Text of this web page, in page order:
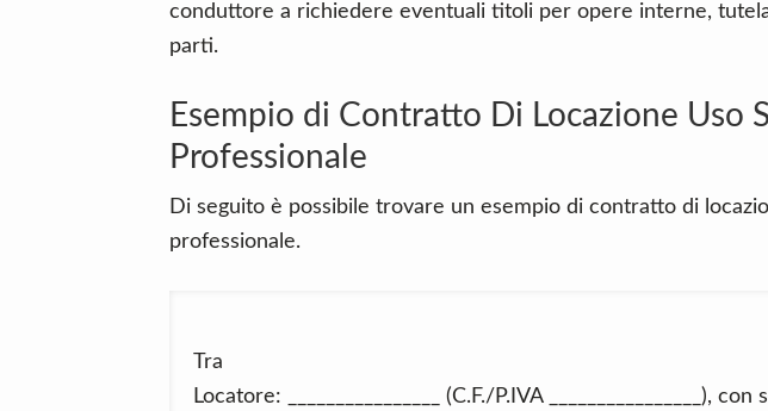
conduttore a richiedere eventuali titoli per opere interne,
parti.
Esempio di Contratto Di Locazione Uso
Professionale
Di seguito è possibile trovare un esempio di contratto di
professionale.
Tra
Locatore: ________________ (C.F./P.IVA ________________),